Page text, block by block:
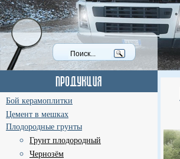
Бой керамоплитки
Цемент в мешках
Плодородные грунты
Грунт плодородный
Чернозём